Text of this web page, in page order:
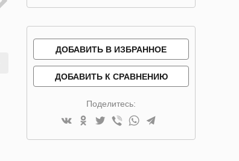
ДОБАВИТЬ В ИЗБРАННОЕ
ДОБАВИТЬ К СРАВНЕНИЮ
Поделитесь: